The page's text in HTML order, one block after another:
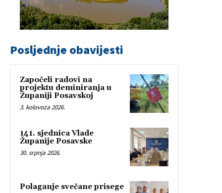
Posljednje obavijesti
Započeli radovi na
projektu deminiranja u
Županiji Posavskoj
3. kolovoza 2026.
141. sjednica Vlade
Županije Posavske
30. srpnja 2026.
Polaganje svečane prisege